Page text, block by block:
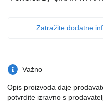
Zatražite dodatne
Važno
Opis proizvoda daje
potvrdite izravno s